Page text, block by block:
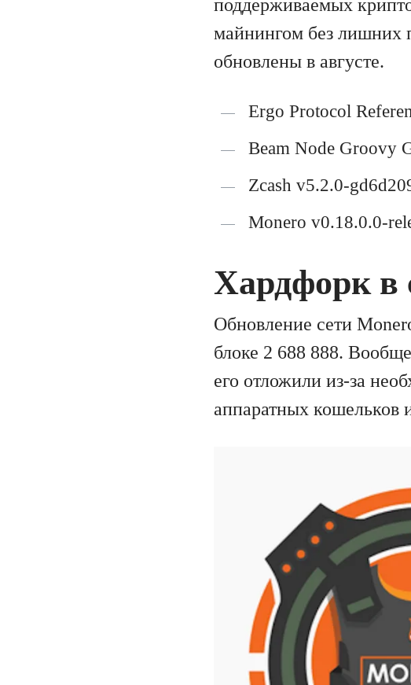
поддерживаемых
майнингом без лишних
обновлены в августе.
Ergo Protocol
Beam Node Groovy
Zcash v5.2.0-
Monero v0.18.0.0-
Хардфорк в
Обновление сети
блоке 2 688 888.
его отложили из-за
аппаратных кошельков